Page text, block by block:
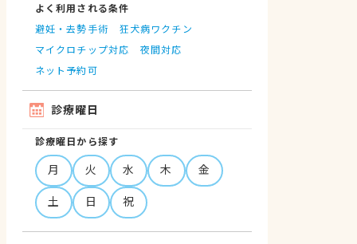
よく利用される条件
避妊・去勢手術
狂犬病ワクチン
マイクロチップ対応
夜間対応
ネット予約可
診療曜日
診療曜日から探す
月 火 水 木
金
土
日 祝